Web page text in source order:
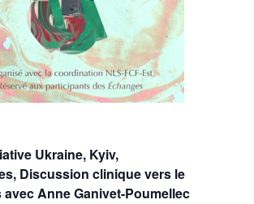
Ukraine, Kyiv,
Discussion clinique vers le
Anne Ganivet-Poumellec